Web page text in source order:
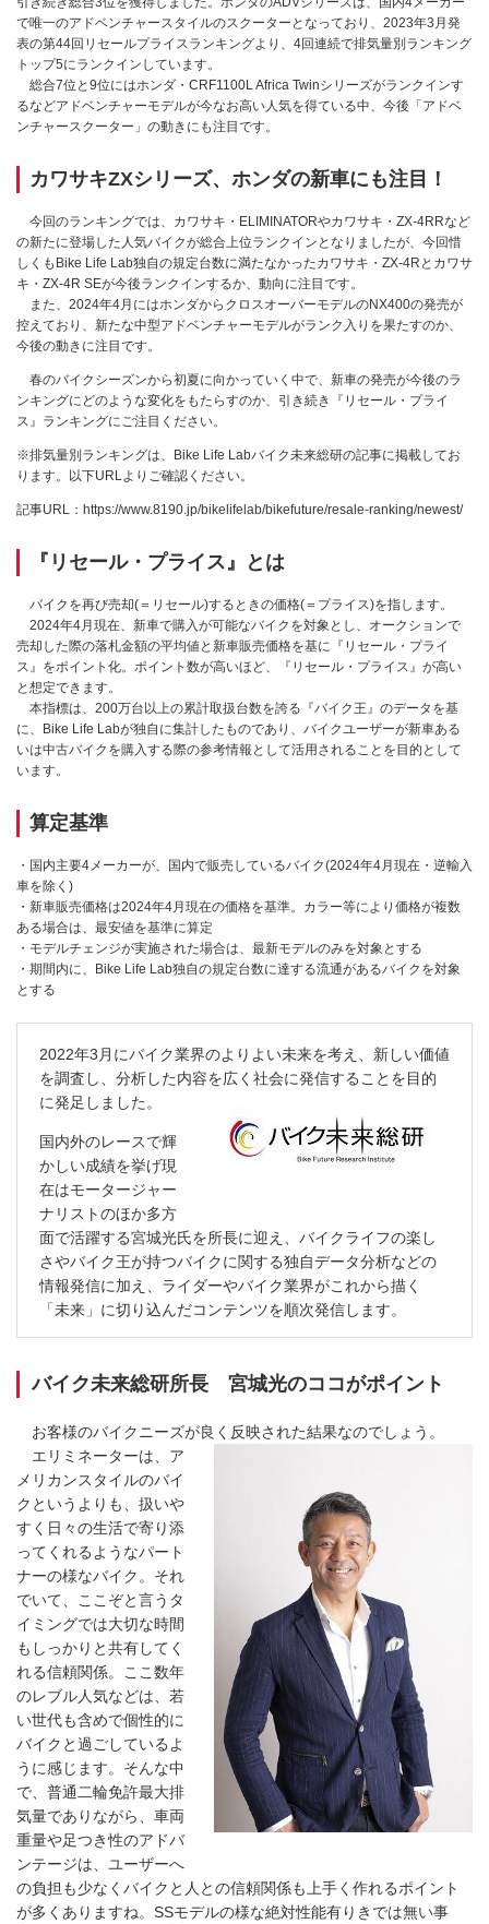
で唯一のアドベンチャースタイルのスクーターとなっており、2023年3月発
表の第44回リセールプライスランキングより、4回連続で排気量別ランキング
トップ5にランクインしています。
総合7位と9位にはホンダ・CRF1100L Africa Twinシリーズがランクインす
るなどアドベンチャーモデルが今なお高い人気を得ている中、今後「アドベ
ンチャースクーター」の動きにも注目です。
カワサキZXシリーズ、ホンダの新車にも注目！
今回のランキングでは、カワサキ・ELIMINATORやカワサキ・ZX-4RRなど
の新たに登場した人気バイクが総合上位ランクインとなりましたが、今回惜
しくもBike Life Lab独自の規定台数に満たなかったカワサキ・ZX-4Rとカワサ
キ・ZX-4R SEが今後ランクインするか、動向に注目です。
また、2024年4月にはホンダからクロスオーバーモデルのNX400の発売が
控えており、新たな中型アドベンチャーモデルがランク入りを果たすのか、
今後の動きに注目です。
春のバイクシーズンから初夏に向かっていく中で、新車の発売が今後のラ
ンキングにどのような変化をもたらすのか、引き続き『リセール・プライ
ス』ランキングにご注目ください。
※排気量別ランキングは、Bike Life Labバイク未来総研の記事に掲載してお
ります。以下URLよりご確認ください。
記事URL： https://www.8190.jp/bikelifelab/bikefuture/resale-ranking/newest/
『リセール・プライス』とは
バイクを再び売却(＝リセール)するときの価格(＝プライス)を指します。
2024年4月現在、新車で購入が可能なバイクを対象とし、オークションで
売却した際の落札金額の平均値と新車販売価格を基に『リセール・プライ
ス』をポイント化。ポイント数が高いほど、『リセール・プライス』が高い
と想定できます。
本指標は、200万台以上の累計取扱台数を誇る『バイク王』のデータを基
に、Bike Life Labが独自に集計したものであり、バイクユーザーが新車ある
いは中古バイクを購入する際の参考情報として活用されることを目的として
います。
算定基準
・国内主要4メーカーが、国内で販売しているバイク(2024年4月現在・逆輸入
車を除く)
・新車販売価格は2024年4月現在の価格を基準。カラー等により価格が複数
ある場合は、最安値を基準に算定
・モデルチェンジが実施された場合は、最新モデルのみを対象とする
・期間内に、Bike Life Lab独自の規定台数に達する流通があるバイクを対象
とする
2022年3月にバイク業界のよりよい未来を考え、新しい価値
を調査し、分析した内容を広く社会に発信することを目的
に発足しました。
国内外のレースで輝
かしい成績を挙げ現
在はモータージャー
ナリストのほか多方
面で活躍する宮城光氏を所長に迎え、バイクライフの楽し
さやバイク王が持つバイクに関する独自データ分析などの
情報発信に加え、ライダーやバイク業界がこれから描く
「未来」に切り込んだコンテンツを順次発信します。
バイク未来総研所長 宮城光のココがポイント
お客様のバイクニーズが良く反映された結果なのでしょう。
エリミネーターは、ア
メリカンスタイルのバイ
クというよりも、扱いや
すく日々の生活で寄り添
ってくれるようなパート
ナーの様なバイク。それ
でいて、ここぞと言うタ
イミングでは大切な時間
もしっかりと共有してく
れる信頼関係。ここ数年
のレブル人気などは、若
い世代も含めで個性的に
バイクと過ごしているよ
うに感じます。そんな中
で、普通二輪免許最大排
気量でありながら、車両
重量や足つき性のアドバ
ンテージは、ユーザーへ
の負担も少なくバイクと人との信頼関係も上手く作れるポイント
が多くありますね。SSモデルの様な絶対性能有りきでは無い事